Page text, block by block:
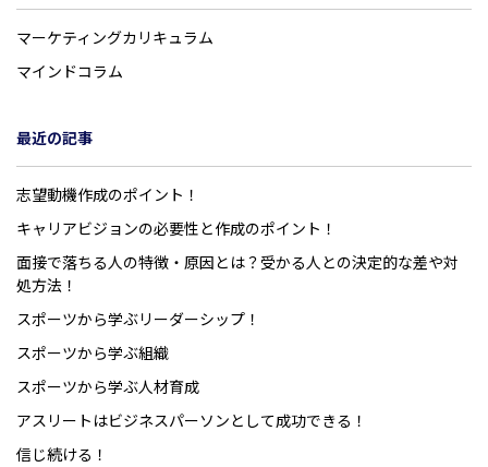
マーケティングカリキュラム
マインドコラム
最近の記事
志望動機作成のポイント！
キャリアビジョンの必要性と作成のポイント！
面接で落ちる人の特徴・原因とは？受かる人との決定的な差や対
処方法！
スポーツから学ぶリーダーシップ！
スポーツから学ぶ組織
スポーツから学ぶ人材育成
アスリートはビジネスパーソンとして成功できる！
信じ続ける！